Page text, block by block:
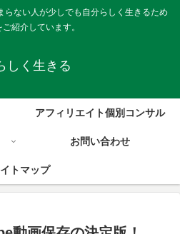
らない人が少しでも自分らしく生きるため
紹介しています。
しく生きる
アフィリエイト個別コンサル
お問い合わせ
トマップ